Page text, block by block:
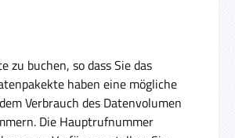
buchen, so dass Sie das
haben eine mögliche
Verbrauch des Datenvolumen
Die Hauptrufnummer